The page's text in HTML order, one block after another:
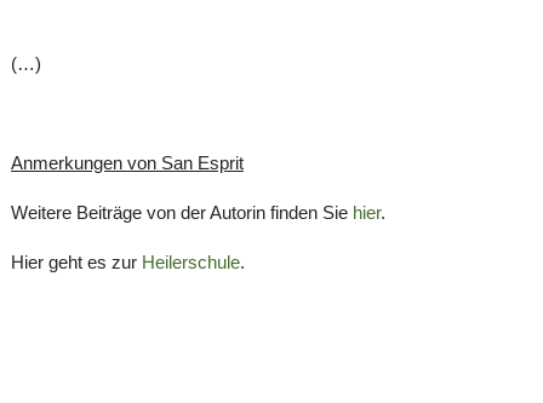
(…)
Anmerkungen von San Esprit
Weitere Beiträge von der Autorin finden Sie hier.
Hier geht es zur Heilerschule.